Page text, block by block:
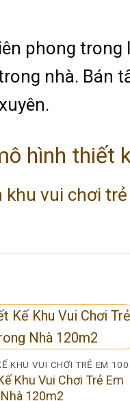
phong
nhà. Bán
hình thiết
vui chơi
Khu Vui Chơi Trẻ Em
120m2